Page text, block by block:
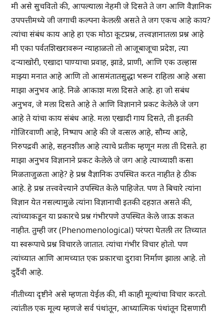
मी असे सुचवितो की, आपल्याला नेहमी जे दिसते ते जग आणि वैज्ञानिक
उपपत्तीमध्ये जी जगाची कल्पना केलली असते ते जग एकच आहे काय?
त्यांचा संबंध काय आहे हा एक मोठा कूटप्रश्न, तत्त्वज्ञानातला प्रश्न आहे
मी एका पर्वतशिखरावरून न्याहाळतो तो आजूबाजूचा प्रदेश, त्या
दऱ्याखोरी, एखादा पाण्याचा प्रवाह, झाडे, प्राणी, आणि एक उल्हास
माझ्या मनात आहे आणि तो आसमंतातसुद्धा भरून राहिला आहे असा
माझा अनुभव आहे. निळे आकाश मला दिसते आहे. हा जो सबंध
अनुभव, जे मला दिसते आहे ते आणि विज्ञानाने प्रकट केलेले जे जग
आहे ते यांचा काय संबंध आहे. मला एखादी गाय दिसते, ती इतकी
गोजिरवाणी आहे, निष्पाप आहे की जे वत्सल आहे, सौम्य आहे,
निरुपद्रवी आहे, सहनशील आहे त्याचे प्रतीक म्हणून मला ती दिसते. हा
माझा अनुभव विज्ञानाने प्रकट केलेले जे जग आहे त्याच्याशी कसा
मिळताजुळता आहे? हे प्रश्न वैज्ञानिक उपस्थित करत नाहीत हे ठीक
आहे. हे प्रश्न तत्त्ववेत्त्याने उपस्थित केले पाहिजेत. पण ते बिचारे त्यांना
विज्ञान येत नसल्यामुळे त्यांना विज्ञानाची इतकी दहशत असते की,
त्यांच्याकडून या प्रकारचे प्रश्न गंभीरपणे उपस्थित केले जाऊ शकत
नाहीत. तुम्ही जर (Phenomenological) परंपरा घेतली तर तिच्यात
या स्वरूपाचे प्रश्न विचारले जातात. त्यांचा गंभीर विचार होतो. पण
त्यांच्यात आणि आमच्यात एक प्रकारचा दुरावा निर्माण झाला आहे. तो
दुर्दैवी आहे.
नीतीच्या दृष्टीने असे म्हणता येईल की, मी काही मूल्यांचा विचार करतो.
त्यांतील एक मूल्य म्हणजे सर्व पंथांतून, आध्यात्मिक पंथांतून दिसणारी